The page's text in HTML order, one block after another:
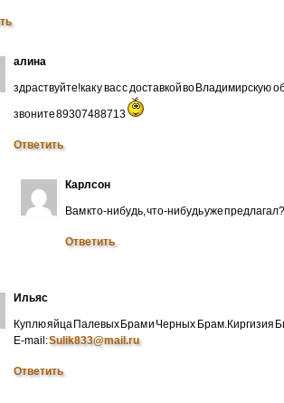
алина
здраствуйте!как у вас с доставкой во Владимирскую
звоните 89307488713
Ответить
Карлсон
Вам кто-нибудь, что-нибудь уже
Ответить
Ильяс
Куплю яйца Палевых Брам и Черных Брам.Киргизия
E-mail:Sulik833@mail.ru
Ответить